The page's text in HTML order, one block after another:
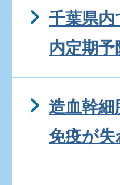
千葉県
内定期
造血幹
免疫が